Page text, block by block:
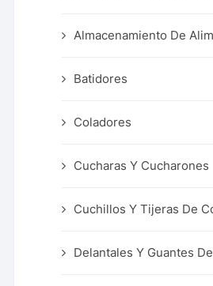
Almacenamiento De
Batidores
Coladores
Cucharas Y Cucharones
Cuchillos Y Tijeras De
Delantales Y Guantes